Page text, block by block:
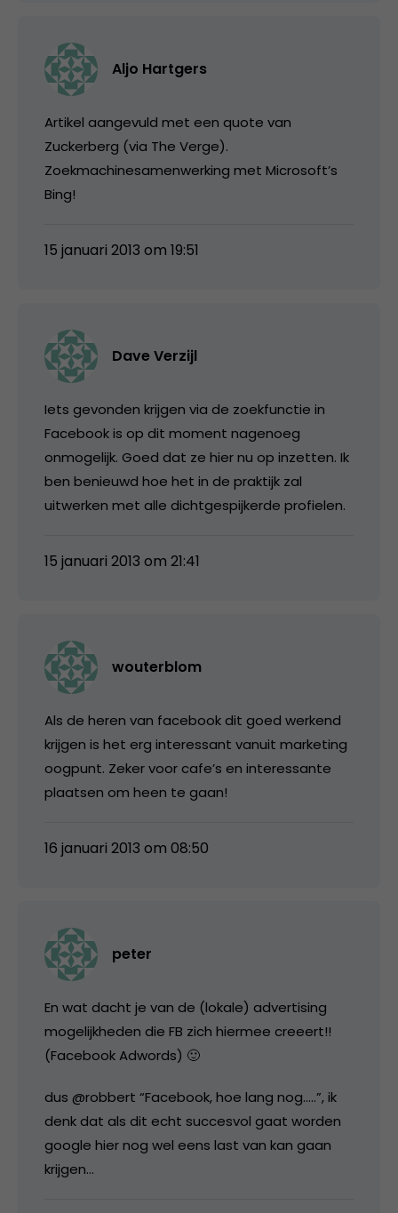
Aljo Hartgers
Artikel aangevuld met een quote van
Zuckerberg (via The Verge).
Zoekmachinesamenwerking met Microsoft’s
Bing!
15 januari 2013 om 19:51
Dave Verzijl
Iets gevonden krijgen via de zoekfunctie in
Facebook is op dit moment nagenoeg
onmogelijk. Goed dat ze hier nu op inzetten. Ik
ben benieuwd hoe het in de praktijk zal
uitwerken met alle dichtgespijkerde profielen.
15 januari 2013 om 21:41
wouterblom
Als de heren van facebook dit goed werkend
krijgen is het erg interessant vanuit marketing
oogpunt. Zeker voor cafe’s en interessante
plaatsen om heen te gaan!
16 januari 2013 om 08:50
peter
En wat dacht je van de (lokale) advertising
mogelijkheden die FB zich hiermee creeert!!
(Facebook Adwords) 🙂
dus @robbert “Facebook, hoe lang nog…..”, ik
denk dat als dit echt succesvol gaat worden
google hier nog wel eens last van kan gaan
krijgen…